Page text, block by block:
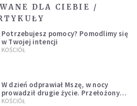
DLA CIEBIE /
Potrzebujesz pomocy? Pomodlimy się
w Twojej intencji
KOŚCIÓŁ
W dzień odprawiał Mszę, w nocy
prowadził drugie życie. Przełożony
kazał mu opuścić zakon
KOŚCIÓŁ